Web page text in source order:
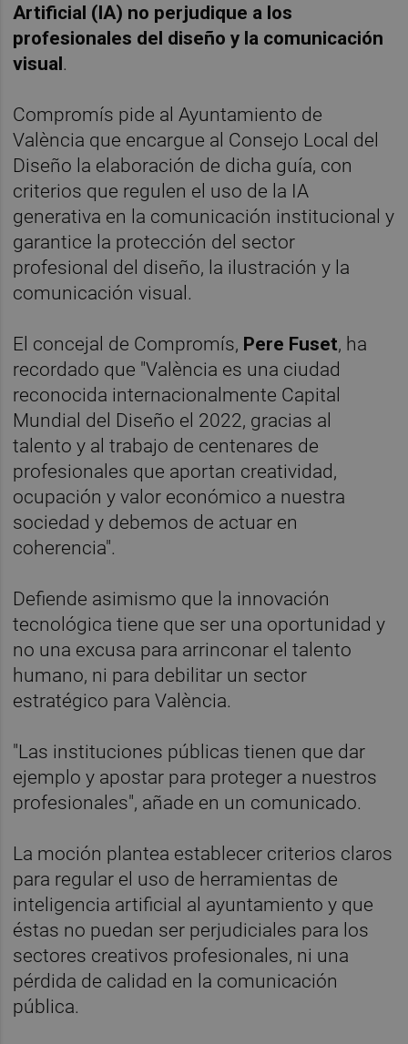
Artificial (IA) no perjudique a los
profesionales del diseño y la comunicación
visual.
Compromís pide al Ayuntamiento de
València que encargue al Consejo Local del
Diseño la elaboración de dicha guía, con
criterios que regulen el uso de la IA
generativa en la comunicación institucional y
garantice la protección del sector
profesional del diseño, la ilustración y la
comunicación visual.
El concejal de Compromís, Pere Fuset, ha
recordado que "València es una ciudad
reconocida internacionalmente Capital
Mundial del Diseño el 2022, gracias al
talento y al trabajo de centenares de
profesionales que aportan creatividad,
ocupación y valor económico a nuestra
sociedad y debemos de actuar en
coherencia".
Defiende asimismo que la innovación
tecnológica tiene que ser una oportunidad y
no una excusa para arrinconar el talento
humano, ni para debilitar un sector
estratégico para València.
"Las instituciones públicas tienen que dar
ejemplo y apostar para proteger a nuestros
profesionales", añade en un comunicado.
La moción plantea establecer criterios claros
para regular el uso de herramientas de
inteligencia artificial al ayuntamiento y que
éstas no puedan ser perjudiciales para los
sectores creativos profesionales, ni una
pérdida de calidad en la comunicación
pública.